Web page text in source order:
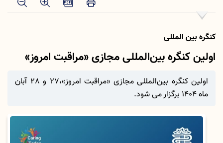
کنگره بین المللی
اولین کنگره بین‌المللی مجازی «مراقبت امروز»
اولین کنگره بین‌المللی مجازی «مراقبت امروز»،27 و 28 آبان
ماه 1404 برگزار می شود.